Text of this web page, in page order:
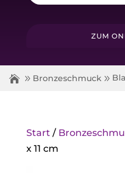
ZUM
Bronzeschmuck
Start /
x 11 cm